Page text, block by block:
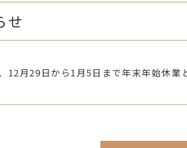
せ
12月29日から1月5日まで年末年始休業